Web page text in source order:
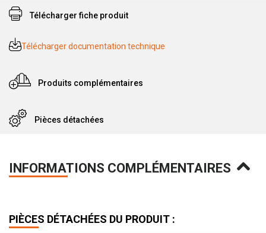
Télécharger fiche produit
Télécharger documentation technique
Produits complémentaires
Pièces détachées
INFORMATIONS COMPLÉMENTAIRES
PIÈCES DÉTACHÉES DU PRODUIT :